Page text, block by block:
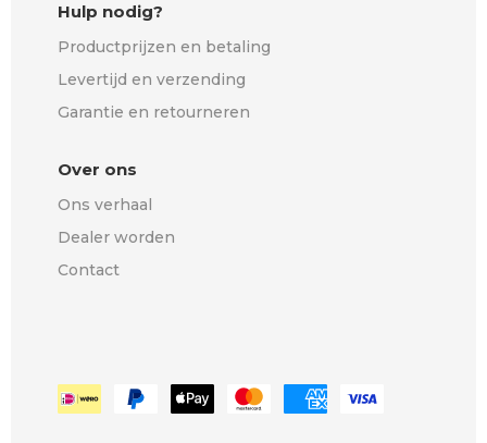
Hulp nodig?
Productprijzen en betaling
Levertijd en verzending
Garantie en retourneren
Over ons
Ons verhaal
Dealer worden
Contact